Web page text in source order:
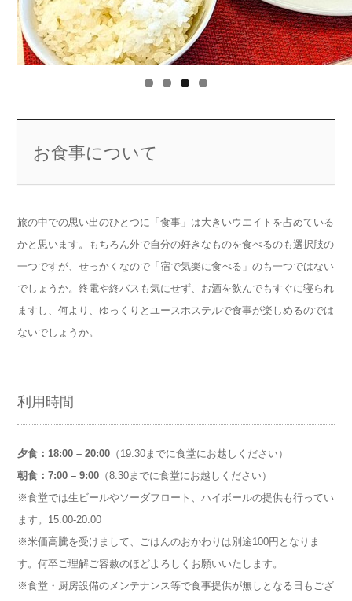
お食事について
旅の中での思い出のひとつに「食事」は大きいウエイトを占めている
かと思います。もちろん外で自分の好きなものを食べるのも選択肢の
一つですが、せっかくなので「宿で気楽に食べる」のも一つではない
でしょうか。終電や終バスも気にせず、お酒を飲んでもすぐに寝られ
ますし、何より、ゆっくりとユースホステルで食事が楽しめるのでは
ないでしょうか。
利用時間
夕食：18:00 – 20:00 （19:30までに食堂にお越しください）
朝食：7:00 – 9:00 （8:30までに食堂にお越しください）
※食堂では生ビールやソーダフロート、ハイボールの提供も行ってい
ます。15:00-20:00
※米価高騰を受けまして、ごはんのおかわりは別途100円となりま
す。何卒ご理解ご容赦のほどよろしくお願いいたします。
※食堂・厨房設備のメンテナンス等で食事提供が無しとなる日もござ